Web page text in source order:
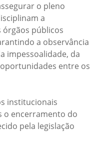
o pleno
a
públicos
a observância
impessoalidade, da
entre os
institucionais
o encerramento do
pela legislação